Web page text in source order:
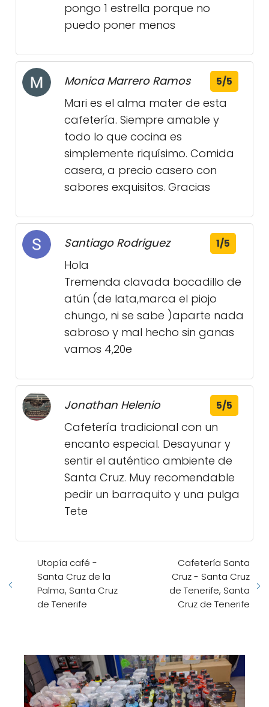
pongo 1 estrella porque no
puedo poner menos
Monica Marrero Ramos 5/5
Mari es el alma mater de esta
cafetería. Siempre amable y
todo lo que cocina es
simplemente riquísimo. Comida
casera, a precio casero con
sabores exquisitos. Gracias
Santiago Rodriguez 1/5
Hola
Tremenda clavada bocadillo de
atún (de lata,marca el piojo
chungo, ni se sabe )aparte nada
sabroso y mal hecho sin ganas
vamos 4,20e
Jonathan Helenio 5/5
Cafetería tradicional con un
encanto especial. Desayunar y
sentir el auténtico ambiente de
Santa Cruz. Muy recomendable
pedir un barraquito y una pulga
Tete
Utopía café -
Santa Cruz de la
Palma, Santa Cruz
de Tenerife
Cafetería Santa
Cruz - Santa Cruz
de Tenerife, Santa
Cruz de Tenerife